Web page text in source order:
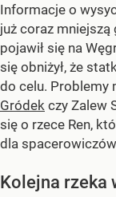
Informacje o
już coraz mniejszą
pojawił się na
się obniżył, że
do celu. Problemy
Gródek czy Zalew
się o rzece Ren,
dla
Kolejna rzeka